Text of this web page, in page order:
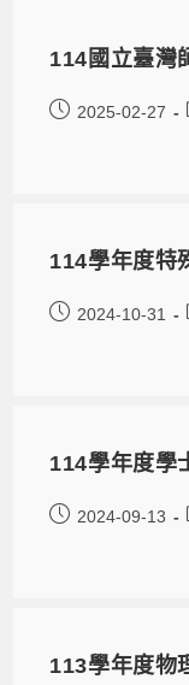
114國立臺灣
2025-02-27
114學年度特
2024-10-31
114學年度學
2024-09-13
113學年度物